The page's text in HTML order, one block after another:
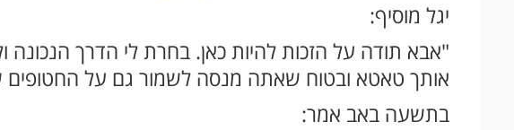
יגל מוסיף:
"אבא תודה על הזכות להיות כאן. בחרת לי הדרך הנכונה
אותך טאטא ובטוח שאתה מנסה לשמור גם על החטופים
בתשעה באב אמר: